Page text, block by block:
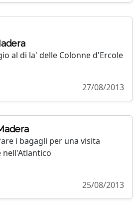
al di la' delle Colonne d'Ercole
27/08/2013
i bagagli per una visita
25/08/2013